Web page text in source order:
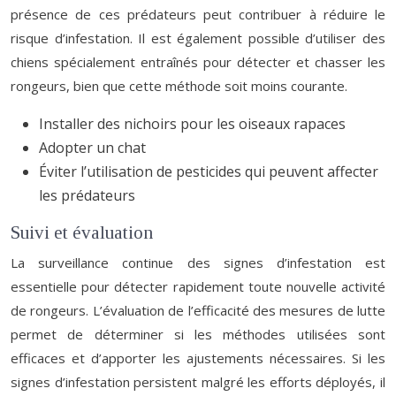
présence de ces prédateurs peut contribuer à réduire le
risque d’infestation. Il est également possible d’utiliser des
chiens spécialement entraînés pour détecter et chasser les
rongeurs, bien que cette méthode soit moins courante.
Installer des nichoirs pour les oiseaux rapaces
Adopter un chat
Éviter l’utilisation de pesticides qui peuvent affecter
les prédateurs
Suivi et évaluation
La surveillance continue des signes d’infestation est
essentielle pour détecter rapidement toute nouvelle activité
de rongeurs. L’évaluation de l’efficacité des mesures de lutte
permet de déterminer si les méthodes utilisées sont
efficaces et d’apporter les ajustements nécessaires. Si les
signes d’infestation persistent malgré les efforts déployés, il